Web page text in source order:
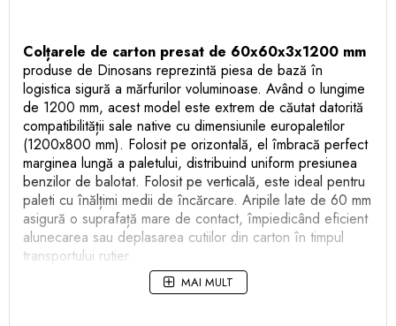
Colțarele de carton presat de 60x60x3x1200 mm
produse de Dinosans reprezintă piesa de bază în
logistica sigură a mărfurilor voluminoase. Având o lungime
de 1200 mm, acest model este extrem de căutat datorită
compatibilității sale native cu dimensiunile europaletilor
(1200x800 mm). Folosit pe orizontală, el îmbracă perfect
marginea lungă a paletului, distribuind uniform presiunea
benzilor de balotat. Folosit pe verticală, este ideal pentru
paleti cu înălțimi medii de încărcare. Aripile late de 60 mm
asigură o suprafață mare de contact, împiedicând eficient
alunecarea sau deplasarea cutiilor din carton în timpul
transportului rutier.
Avantajele utilizării colțarelor presate de 1.2 metri
MAI MULT